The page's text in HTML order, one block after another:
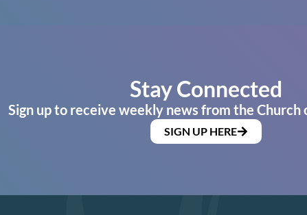
Stay Connected
Sign up to receive weekly news from the Church
SIGN UP HERE